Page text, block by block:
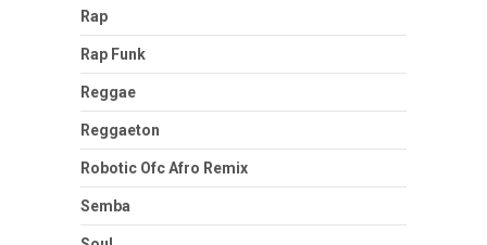
Rap
Rap Funk
Reggae
Reggaeton
Robotic Ofc Afro Remix
Semba